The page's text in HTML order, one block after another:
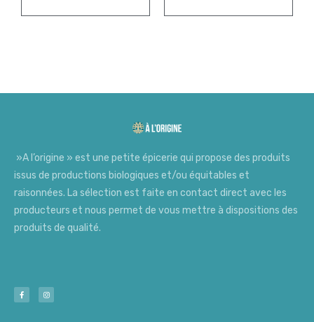
»A l’origine » est une petite épicerie qui propose des produits
issus de productions biologiques et/ou équitables et
raisonnées. La sélection est faite en contact direct avec les
producteurs et nous permet de vous mettre à dispositions des
produits de qualité.